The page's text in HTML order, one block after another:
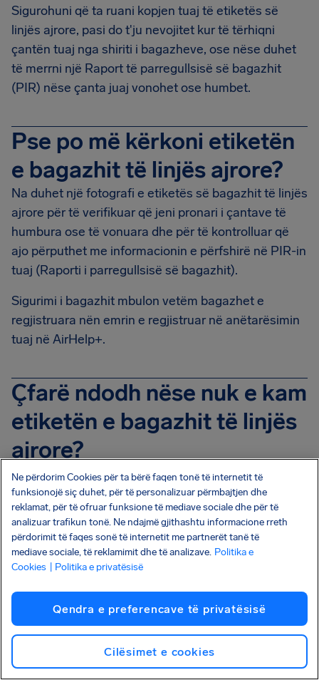
Sigurohuni që ta ruani kopjen tuaj të etiketës së
linjës ajrore, pasi do t'ju nevojitet kur të tërhiqni
çantën tuaj nga shiriti i bagazheve, ose nëse duhet
të merrni një Raport të parregullsisë së bagazhit
(PIR) nëse çanta juaj vonohet ose humbet.
Pse po më kërkoni etiketën
e bagazhit të linjës ajrore?
Na duhet një fotografi e etiketës së bagazhit të linjës
ajrore për të verifikuar që jeni pronari i çantave të
humbura ose të vonuara dhe për të kontrolluar që
ajo përputhet me informacionin e përfshirë në PIR-in
tuaj (Raporti i parregullsisë së bagazhit).
Sigurimi i bagazhit mbulon vetëm bagazhet e
regjistruara nën emrin e regjistruar në anëtarësimin
tuaj në AirHelp+.
Çfarë ndodh nëse nuk e kam
etiketën e bagazhit të linjës
ajrore?
Një fotografi e etiketës së bagazhit të linjës ajrore
është kusht për të marrë pagesën e sigurimit të
bagazhit. Pa të, ne nuk mund ta përpunojmë
kërkesën tuaj.
Çfarë është një PIR?
PIR është shkurtimi për Raportin e parregullsisë së
bagazhit. Është një dokument që shërben si dëshmi
se bagazhi juaj është i vonuar ose i humbur dhe u
mundëson linjave ajrore të gjurmojnë dhe të gjejnë
Ne përdorim Cookies për ta bërë faqen tonë të internetit të
funksionojë siç duhet, për të personalizuar përmbajtjen dhe
reklamat, për të ofruar funksione të mediave sociale dhe për të
analizuar trafikun tonë. Ne ndajmë gjithashtu informacione rreth
përdorimit të faqes sonë të internetit me partnerët tanë të
mediave sociale, të reklamimit dhe të analizave. Politika e
Cookies
| Politika e privatësisë
Qendra e preferencave të privatësisë
Cilësimet e cookies